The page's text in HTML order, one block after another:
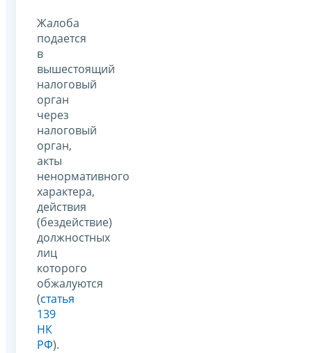
Жалоба
подается
в
вышестоящий
налоговый
орган
через
налоговый
орган,
акты
ненормативного
характера,
действия
(бездействие)
должностных
лиц
которого
обжалуются
(статья
139
НК
РФ).